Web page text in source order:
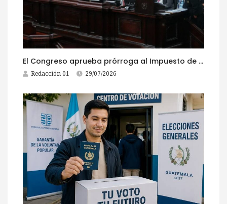
El Congreso aprueba prórroga al Impuesto de Circulación 2026
Redacción 01 29/07/2026